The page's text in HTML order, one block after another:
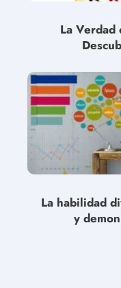
La Verdad
La habilidad
y